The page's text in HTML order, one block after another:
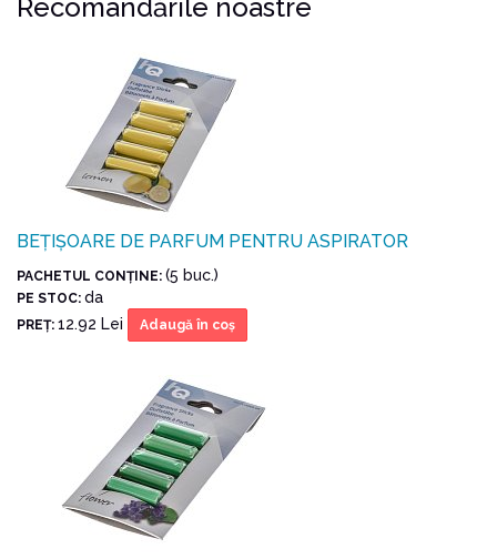
Recomandările noastre
BEȚIȘOARE DE PARFUM PENTRU ASPIRATOR
PACHETUL CONŢINE: (5 buc.)
PE STOC: da
PREŢ: 12.92 Lei Adaugă în coş